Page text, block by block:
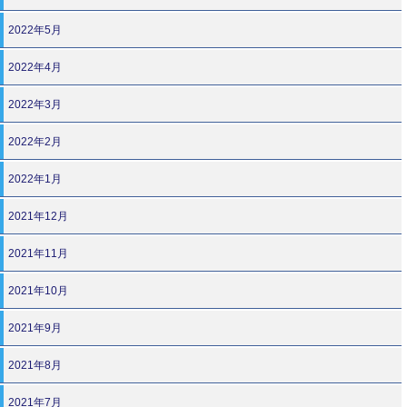
2022年5月
2022年4月
2022年3月
2022年2月
2022年1月
2021年12月
2021年11月
2021年10月
2021年9月
2021年8月
2021年7月